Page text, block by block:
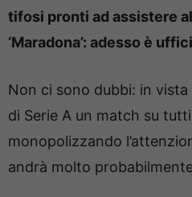
tifosi pronti ad assistere
‘Maradona’: adesso è
Non ci sono dubbi: in
di Serie A un match su
monopolizzando
andrà molto